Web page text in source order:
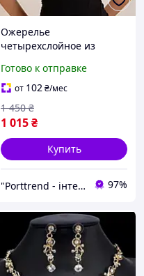
Ожерелье
четырехслойное из
свадебное украшение,
аксессуар для образа
Готово к отправке
от 102₴/мес
1 015₴
1 450 ₴
Купить
"Porttrend - інтернет магазин приємних подарунків" 97%